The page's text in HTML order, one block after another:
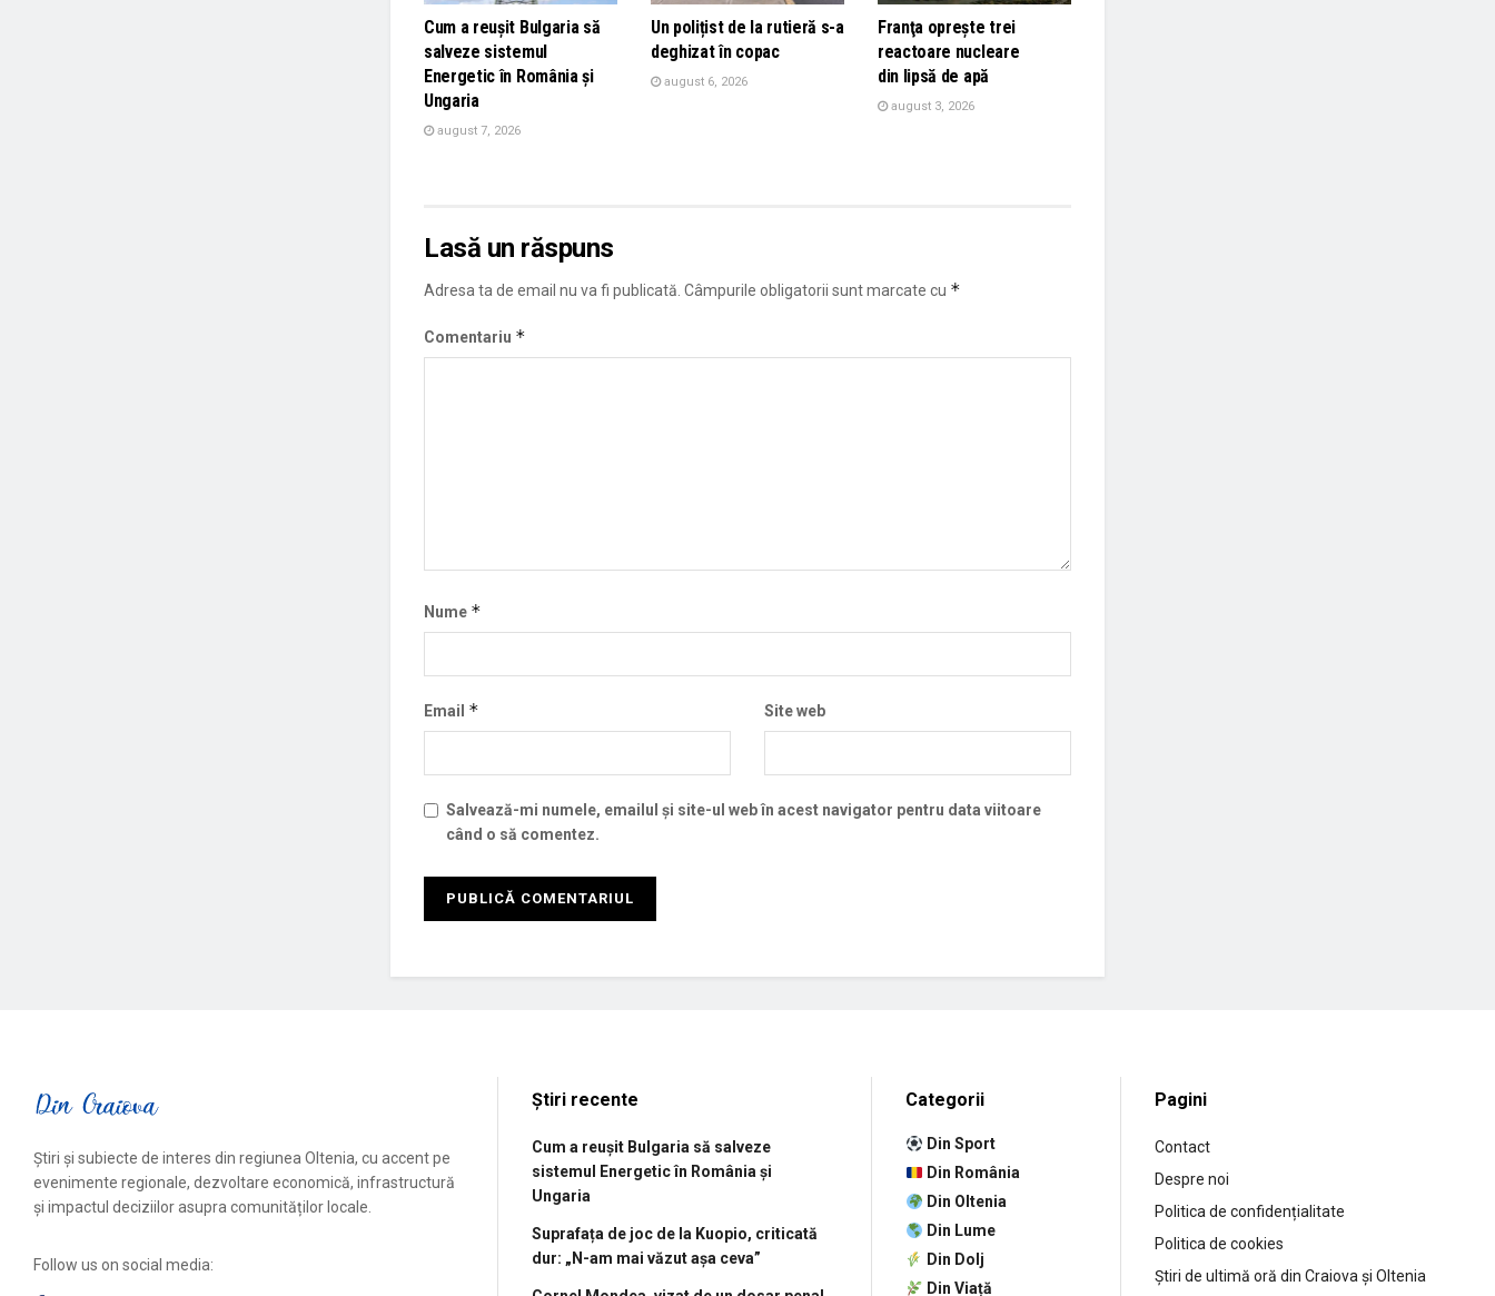
Cum a reușit Bulgaria să
salveze sistemul
Energetic în România și
Ungaria
august 7, 2026
Un polițist de la rutieră s-a
deghizat în copac
august 6, 2026
Franţa opreşte trei
reactoare nucleare
din lipsă de apă
august 3, 2026
Lasă un răspuns
Adresa ta de email nu va fi publicată. Câmpurile obligatorii sunt marcate cu *
Comentariu *
Nume *
Email * Site web
Salvează-mi numele, emailul și site-ul web în acest navigator pentru data viitoare
când o să comentez.
Știri și subiecte de interes din regiunea Oltenia, cu accent pe
evenimente regionale, dezvoltare economică, infrastructură
și impactul deciziilor asupra comunităților locale.
Follow us on social media:
Știri recente
Cum a reușit Bulgaria să salveze
sistemul Energetic în România și
Ungaria
Suprafața de joc de la Kuopio, criticată
dur: „N-am mai văzut așa ceva”
Categorii
Din Sport
Din România
Din Oltenia
Din Lume
Din Dolj
Din Viață
Pagini
Contact
Despre noi
Politica de confidențialitate
Politica de cookies
Știri de ultimă oră din Craiova și Oltenia